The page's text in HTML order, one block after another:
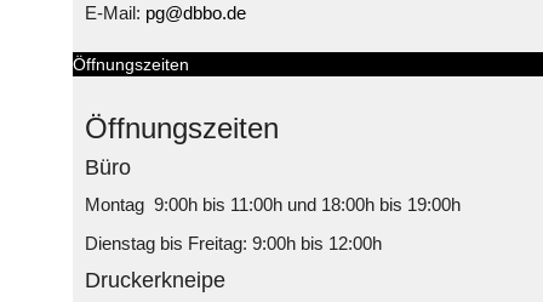
E-Mail: pg@dbbo.de
Öffnungszeiten
Öffnungszeiten
Büro
Montag 9:00h bis 11:00h und 18:00h bis 19:00h
Dienstag bis Freitag: 9:00h bis 12:00h
Druckerkneipe